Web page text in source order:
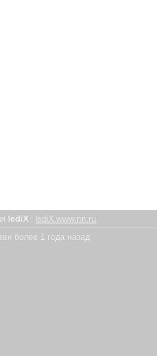
lediX : lediX.www.nn.ru
более 1 года назад